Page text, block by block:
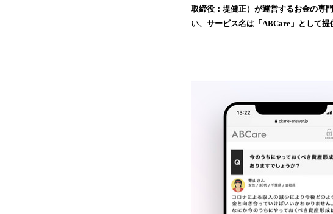
取締役：堤健正）が運営するお金の専
い、サービス名は「ABCare」として提